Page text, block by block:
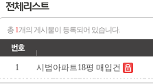
총1개의 게시물이 등록되어 있습니다.
1 시범아파트18평 매입건